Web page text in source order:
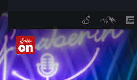
Monika Gruber